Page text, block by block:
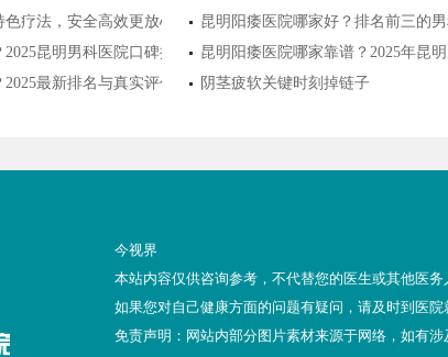
疗法，安全高效更放心
昆明阳痿医院哪家好？排名前三的
昆明男科医院口碑排名前十出炉，患者都说放心！
昆明阳痿医院哪家靠谱？2025年昆
最新排名与真实评价，助你科学就医阴茎疲软关键时刻掉链子
今视界
本站内容仅供咨询参考，不代替您的医生或其他医
如果您对自己健康方面的问题有疑问，请及时到医院
免责声明：网站内部分图片素材来源于网络，如有